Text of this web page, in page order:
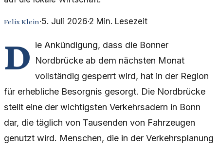
Felix Klein·5. Juli 2026·2 Min. Lesezeit
D ie Ankündigung, dass die Bonner
Nordbrücke ab dem nächsten Monat
vollständig gesperrt wird, hat in der Region
für erhebliche Besorgnis gesorgt. Die Nordbrücke
stellt eine der wichtigsten Verkehrsadern in Bonn
dar, die täglich von Tausenden von Fahrzeugen
genutzt wird. Menschen, die in der Verkehrsplanung